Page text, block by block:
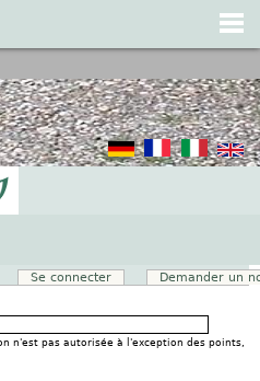
actif)
Se connecter
Demander un
n'est pas autorisée à l'exception des points,